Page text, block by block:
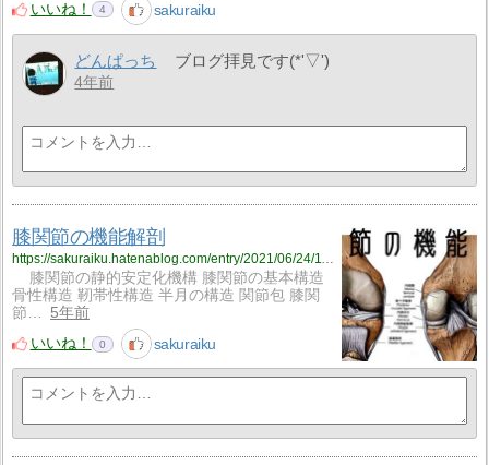
いいね！
4 sakuraiku
どんぱっち ブログ拝見です(*'▽')
4年前
膝関節の機能解剖
https://sakuraiku.hatenablog.com/entry/2021/06/24/110754
膝関節の静的安定化機構 膝関節の基本構造
骨性構造 靭帯性構造 半月の構造 関節包 膝関
節…
5年前
いいね！
0 sakuraiku